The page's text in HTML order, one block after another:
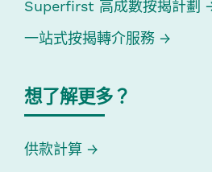
Superfirst 高成數按揭計劃
一站式按揭轉介服務
想了解更多？
供款計算